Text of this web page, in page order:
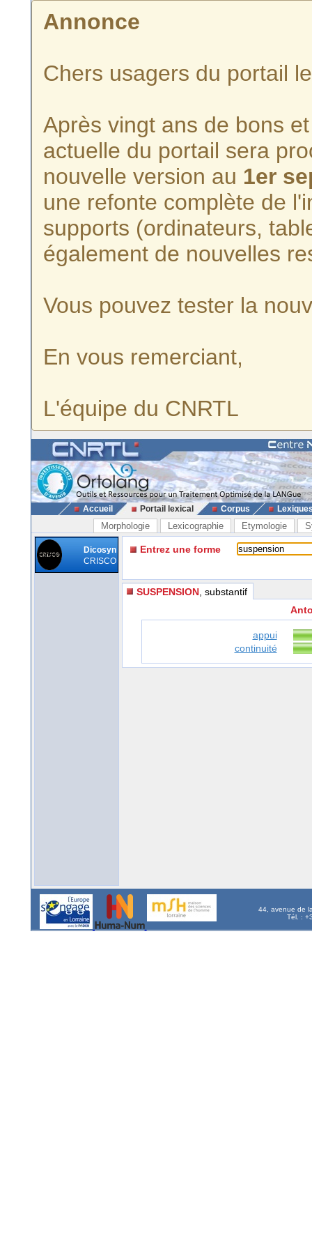
Annonce
Chers usagers du portail
Après vingt ans de bons
actuelle du portail sera
nouvelle version au 1er
une refonte complète de
supports (ordinateurs,
également de nouvelles
Vous pouvez tester la
En vous remerciant,
L'équipe du CNRTL
Accueil Portail lexical Corpus
Morphologie Lexicographie Etymologie
Dicosyn
CRISCO
Entrez une forme
SUSPENSION , substantif
appui
continuité
44, avenue de
Tél. :